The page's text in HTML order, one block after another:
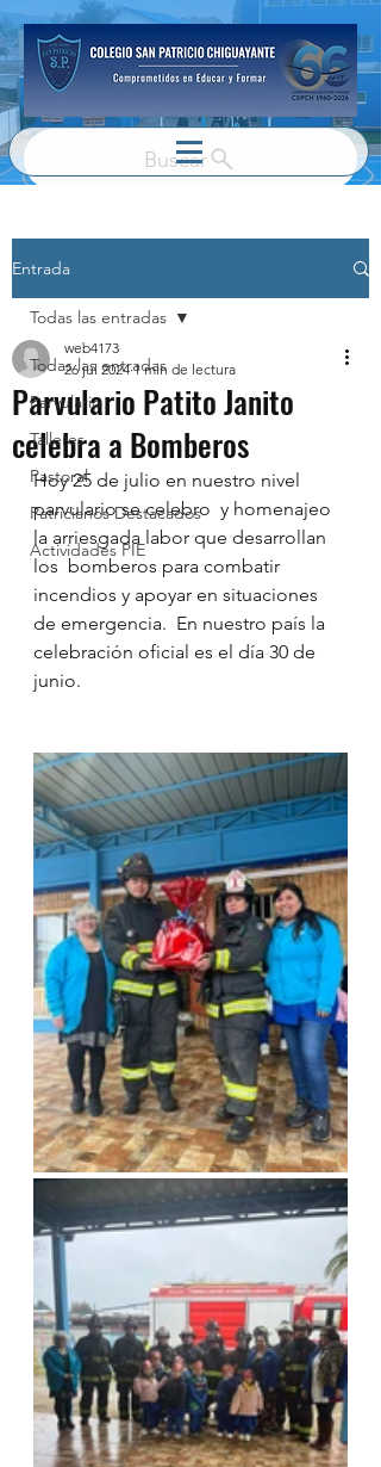
Buscar
Entrada
Todas las entradas
Parvulario
Talleres
Pastoral
Patricianos Destacados
Actividades PIE
Todas las entradas
Parvulario Patito Janito
celebra a Bomberos
web4173
26 jul 2024 1 min de lectura
Hoy 25 de julio en nuestro nivel
parvulario se celebro  y homenajeo
la arriesgada labor que desarrollan
los  bomberos para combatir
incendios y apoyar en situaciones
de emergencia.  En nuestro país la
celebración oficial es el día 30 de
junio.